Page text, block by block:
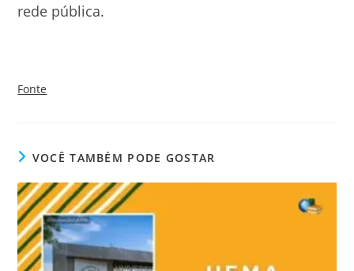
rede pública.
Fonte
VOCÊ TAMBÉM PODE GOSTAR